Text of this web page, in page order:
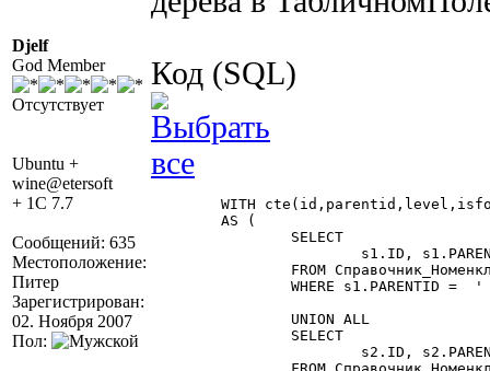
Djelf
God Member
Отсутствует
Ubuntu +
wine@etersoft
+ 1C 7.7
Сообщений: 635
Местоположение:
Питер
Зарегистрирован:
02. Ноября 2007
Пол:
Код (SQL)